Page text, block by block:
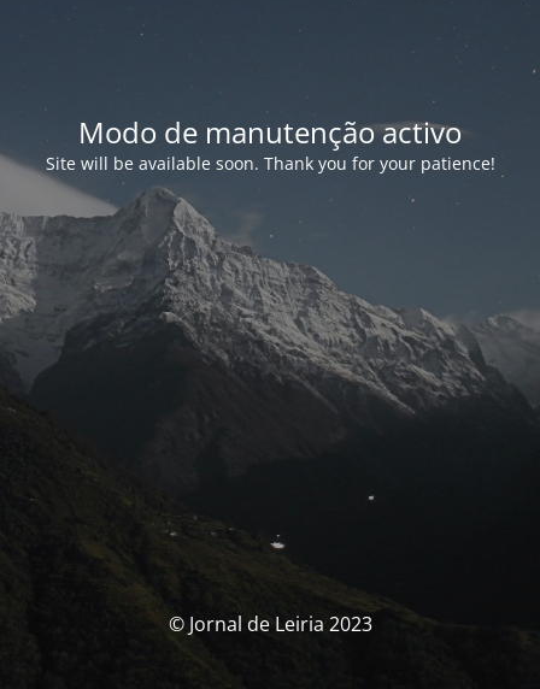
Modo de manutenção activo
Site will be available soon. Thank you for your patience!
© Jornal de Leiria 2023